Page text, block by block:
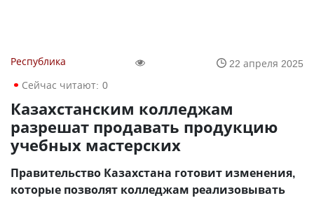
Республика
22 апреля 2025
Сейчас читают: 0
Казахстанским колледжам
разрешат продавать продукцию
учебных мастерских
Правительство Казахстана готовит изменения,
которые позволят колледжам реализовывать